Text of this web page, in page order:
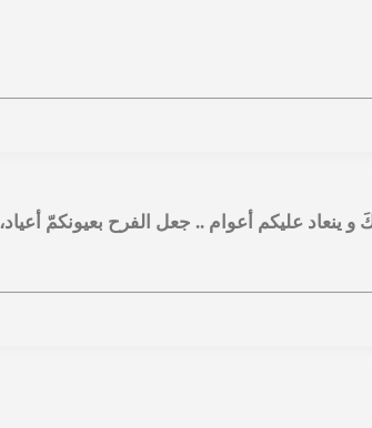
ينعاد عليكم أعوام .. جعل الفرح بعيونکمّ